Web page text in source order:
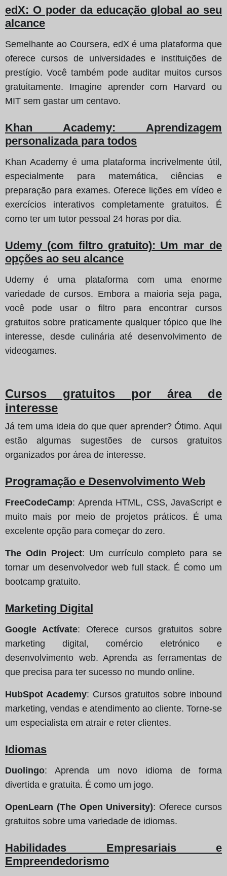
edX: O poder da educação global ao seu
alcance
Semelhante ao Coursera, edX é uma plataforma que
oferece cursos de universidades e instituições de
prestígio. Você também pode auditar muitos cursos
gratuitamente. Imagine aprender com Harvard ou
MIT sem gastar um centavo.
Khan Academy: Aprendizagem
personalizada para todos
Khan Academy é uma plataforma incrivelmente útil,
especialmente para matemática, ciências e
preparação para exames. Oferece lições em vídeo e
exercícios interativos completamente gratuitos. É
como ter um tutor pessoal 24 horas por dia.
Udemy (com filtro gratuito): Um mar de
opções ao seu alcance
Udemy é uma plataforma com uma enorme
variedade de cursos. Embora a maioria seja paga,
você pode usar o filtro para encontrar cursos
gratuitos sobre praticamente qualquer tópico que lhe
interesse, desde culinária até desenvolvimento de
videogames.
Cursos gratuitos por área de
interesse
Já tem uma ideia do que quer aprender? Ótimo. Aqui
estão algumas sugestões de cursos gratuitos
organizados por área de interesse.
Programação e Desenvolvimento Web
FreeCodeCamp: Aprenda HTML, CSS, JavaScript e
muito mais por meio de projetos práticos. É uma
excelente opção para começar do zero.
The Odin Project: Um currículo completo para se
tornar um desenvolvedor web full stack. É como um
bootcamp gratuito.
Marketing Digital
Google Actívate: Oferece cursos gratuitos sobre
marketing digital, comércio eletrónico e
desenvolvimento web. Aprenda as ferramentas de
que precisa para ter sucesso no mundo online.
HubSpot Academy: Cursos gratuitos sobre inbound
marketing, vendas e atendimento ao cliente. Torne-se
um especialista em atrair e reter clientes.
Idiomas
Duolingo: Aprenda um novo idioma de forma
divertida e gratuita. É como um jogo.
OpenLearn (The Open University): Oferece cursos
gratuitos sobre uma variedade de idiomas.
Habilidades Empresariais e
Empreendedorismo